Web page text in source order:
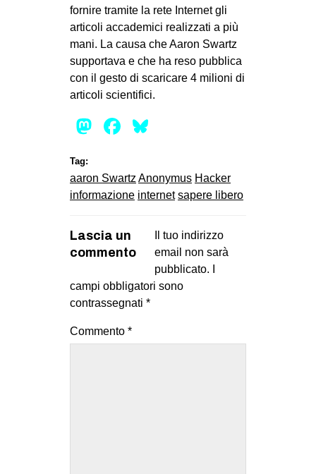
fornire tramite la rete Internet gli
articoli accademici realizzati a più
mani. La causa che Aaron Swartz
supportava e che ha reso pubblica
con il gesto di scaricare 4 milioni di
articoli scientifici.
Mastodon
Facebook
Tag:
aaron Swartz Anonymus Hacker
informazione internet sapere libero
Lascia un
commento
Il tuo indirizzo
email non sarà
pubblicato.
campi obbligatori sono
contrassegnati *
Commento *